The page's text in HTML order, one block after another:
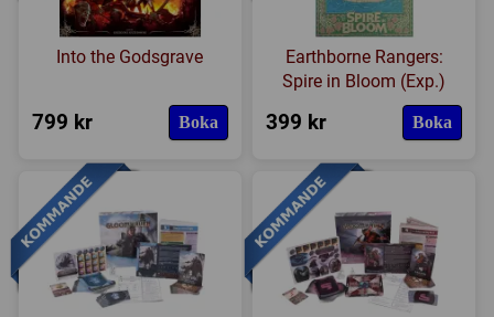
Into the Godsgrave
799 kr Boka
Earthborne Rangers:
Spire in Bloom (Exp.)
399 kr Boka